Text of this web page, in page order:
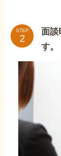
STEP
面談
す。